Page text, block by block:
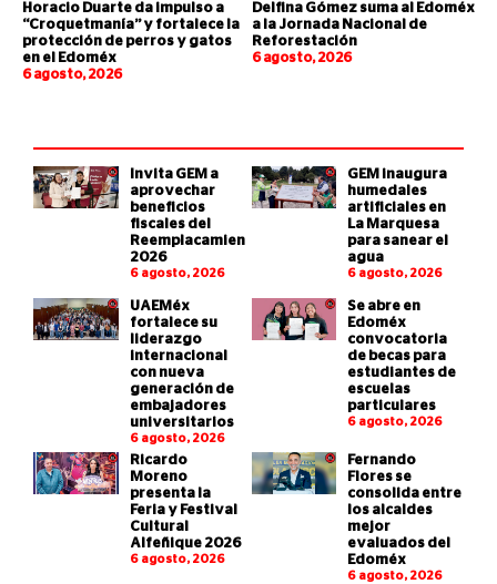
Horacio Duarte da impulso a
“Croquetmanía” y fortalece la
protección de perros y gatos
en el Edoméx
6 agosto, 2026
Delfina Gómez suma al Edoméx
a la Jornada Nacional de
Reforestación
6 agosto, 2026
Invita GEM a
aprovechar
beneficios
fiscales del
Reemplacamiento
2026
6 agosto, 2026
GEM inaugura
humedales
artificiales en
La Marquesa
para sanear el
agua
6 agosto, 2026
UAEMéx
fortalece su
liderazgo
internacional
con nueva
generación de
embajadores
universitarios
6 agosto, 2026
Se abre en
Edoméx
convocatoria
de becas para
estudiantes de
escuelas
particulares
6 agosto, 2026
Ricardo
Moreno
presenta la
Feria y Festival
Cultural
Alfeñique 2026
6 agosto, 2026
Fernando
Flores se
consolida entre
los alcaldes
mejor
evaluados del
Edoméx
6 agosto, 2026